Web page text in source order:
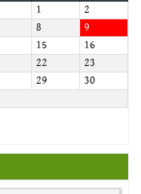
1
2
8
9
15
16
22
23
29
30